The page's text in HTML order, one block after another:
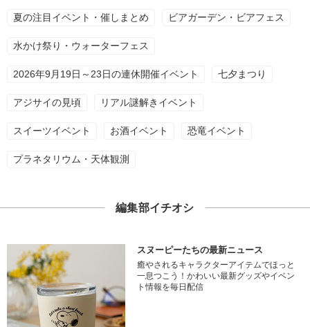
夏の注目イベント・催しまとめ ビアガーデン・ビアフェス
水かけ祭り・ウォーターフェス
2026年9月19日～23日の連休開催イベント 七夕まつり
アジサイの見頃 リアル謎解きイベント
スイーツイベント お酒イベント 恐竜イベント
プラネタリウム・天体観測
編集部イチオシ
スヌーピーたちの最新ニュース
癒やされるキャラクターアイテムでほっと
一息つこう！かわいい最新グッズやイベン
ト情報を毎日配信